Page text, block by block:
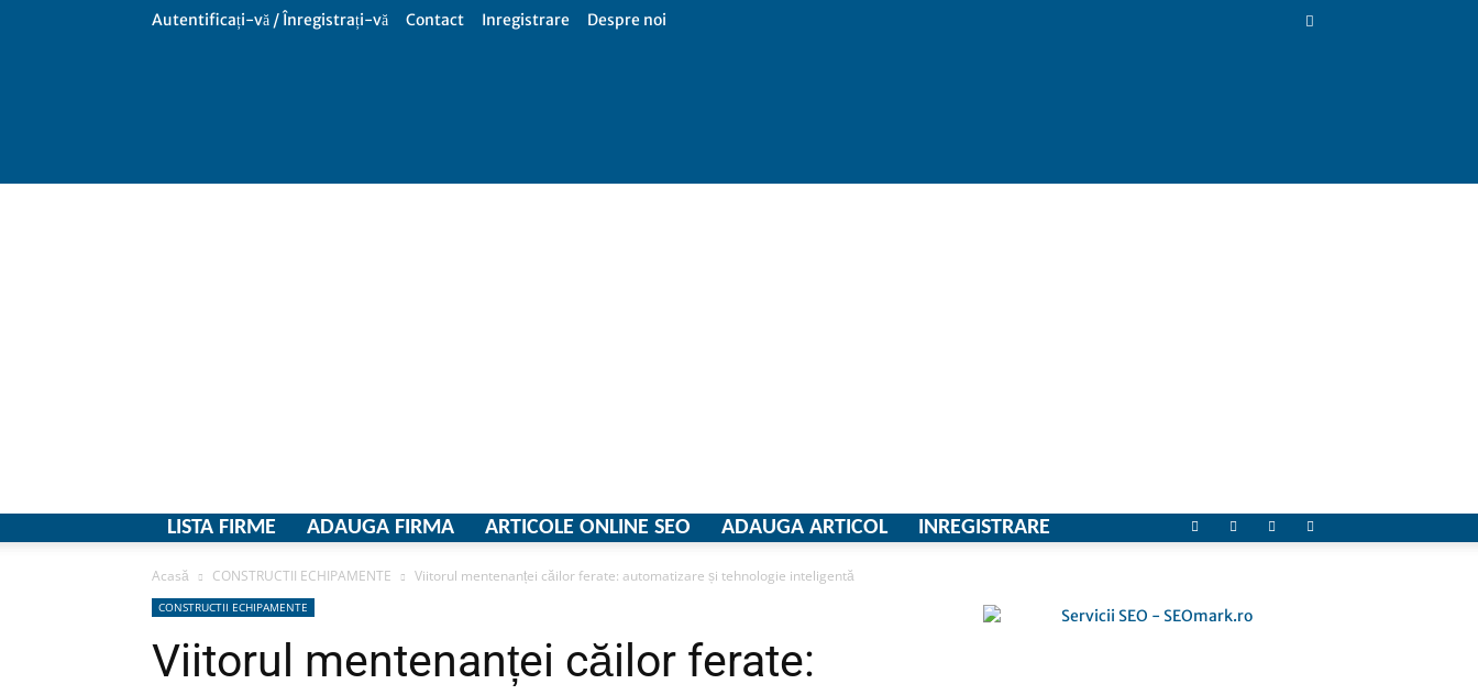
Autentificați-vă / Înregistrați-vă Contact Inregistrare Despre noi
Firme
LISTA FIRME ADAUGA FIRMA ARTICOLE ONLINE SEO ADAUGA ARTICOL INREGISTRARE
Acasă CONSTRUCTII ECHIPAMENTE Viitorul mentenanței căilor ferate: automatizare și tehnologie inteligentă
CONSTRUCTII ECHIPAMENTE
Viitorul mentenanței căilor ferate: